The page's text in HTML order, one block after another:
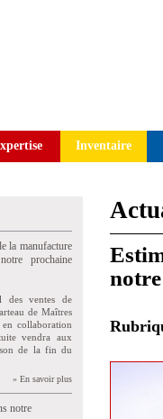
Inventaire
la manufacture
prochaine
des ventes de
de Maîtres
en collaboration
vendra aux
de la fin du
» En savoir plus
notre